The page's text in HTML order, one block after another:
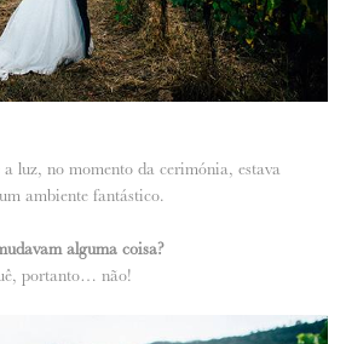
luz, no momento da cerimónia, estava
ambiente fantástico.
alguma coisa?
portanto… não!